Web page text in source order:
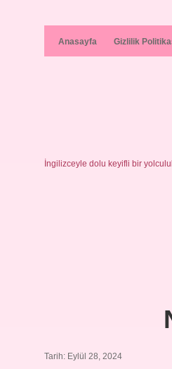
Anasayfa Gizlilik
İngilizceyle dolu keyifli bir
Tarih: Eylül 28, 2024